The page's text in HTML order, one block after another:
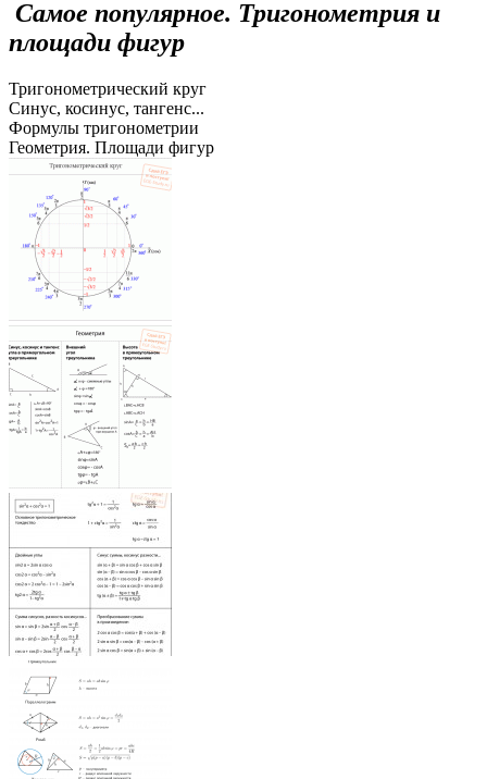
Самое популярное. Тригонометрия и
площади фигур
Тригонометрический круг
Синус, косинус, тангенс...
Формулы тригонометрии
Геометрия. Площади фигур